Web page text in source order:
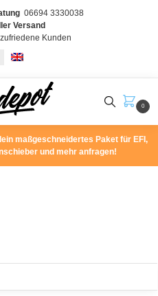
06694 3330038
Versand
Kunden
0
maßgeschneidertes Paket für EFI,
und mehr anfragen!